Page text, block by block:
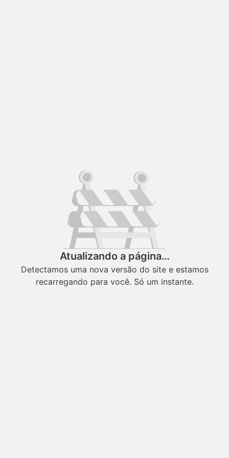
Atualizando a página…
Detectamos uma nova versão do site e estamos
recarregando para você. Só um instante.